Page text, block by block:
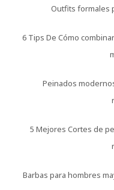
Outfits formales
6 Tips De Cómo
Peinados
5 Mejores Cortes de
Barbas para hombres